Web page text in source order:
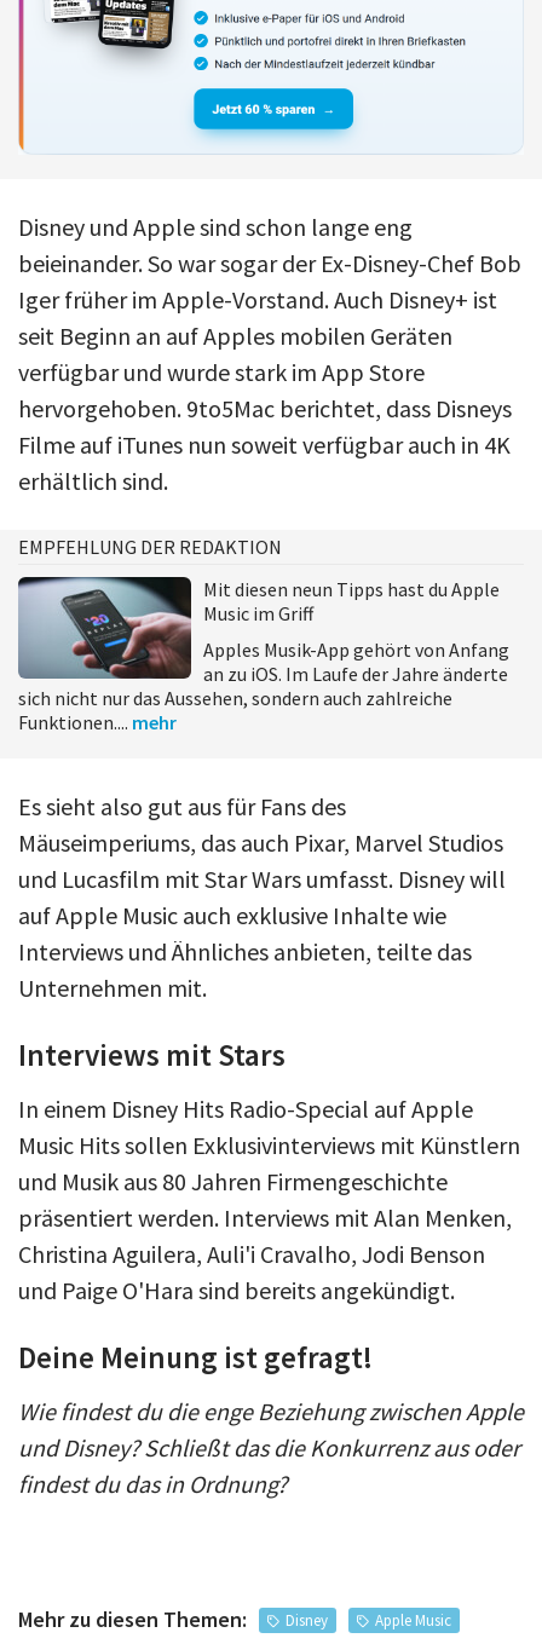
Disney und Apple sind schon lange eng
beieinander. So war sogar der Ex-Disney-Chef Bob
Iger früher im Apple-Vorstand. Auch Disney+ ist
seit Beginn an auf Apples mobilen Geräten
verfügbar und wurde stark im App Store
hervorgehoben. 9to5Mac berichtet, dass Disneys
Filme auf iTunes nun soweit verfügbar auch in 4K
erhältlich sind.
EMPFEHLUNG DER REDAKTION
Mit diesen neun Tipps hast du Apple
Music im Griff
Apples Musik-App gehört von Anfang
an zu iOS. Im Laufe der Jahre änderte
sich nicht nur das Aussehen, sondern auch zahlreiche
Funktionen.... mehr
Es sieht also gut aus für Fans des
Mäuseimperiums, das auch Pixar, Marvel Studios
und Lucasfilm mit Star Wars umfasst. Disney will
auf Apple Music auch exklusive Inhalte wie
Interviews und Ähnliches anbieten, teilte das
Unternehmen mit.
Interviews mit Stars
In einem Disney Hits Radio-Special auf Apple
Music Hits sollen Exklusivinterviews mit Künstlern
und Musik aus 80 Jahren Firmengeschichte
präsentiert werden. Interviews mit Alan Menken,
Christina Aguilera, Auli'i Cravalho, Jodi Benson
und Paige O'Hara sind bereits angekündigt.
Deine Meinung ist gefragt!
Wie findest du die enge Beziehung zwischen Apple
und Disney? Schließt das die Konkurrenz aus oder
findest du das in Ordnung?
Mehr zu diesen Themen: Disney Apple Music